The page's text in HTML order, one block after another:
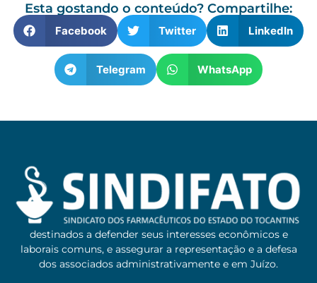
Esta gostando o conteúdo? Compartilhe:
Facebook Twitter LinkedIn
Telegram WhatsApp
destinados a defender seus interesses econômicos e
laborais comuns, e assegurar a representação e a defesa
dos associados administrativamente e em Juízo.